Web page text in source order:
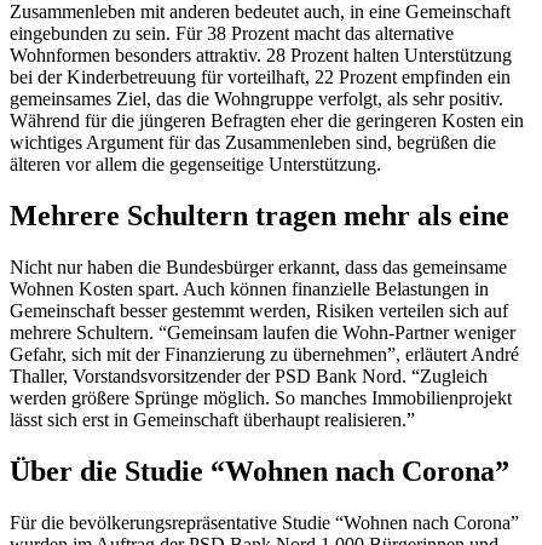
Zusammenleben mit anderen bedeutet auch, in eine Gemeinschaft
eingebunden zu sein. Für 38 Prozent macht das alternative
Wohnformen besonders attraktiv. 28 Prozent halten Unterstützung
bei der Kinderbetreuung für vorteilhaft, 22 Prozent empfinden ein
gemeinsames Ziel, das die Wohngruppe verfolgt, als sehr positiv.
Während für die jüngeren Befragten eher die geringeren Kosten ein
wichtiges Argument für das Zusammenleben sind, begrüßen die
älteren vor allem die gegenseitige Unterstützung.
Mehrere Schultern tragen mehr als eine
Nicht nur haben die Bundesbürger erkannt, dass das gemeinsame
Wohnen Kosten spart. Auch können finanzielle Belastungen in
Gemeinschaft besser gestemmt werden, Risiken verteilen sich auf
mehrere Schultern. “Gemeinsam laufen die Wohn-Partner weniger
Gefahr, sich mit der Finanzierung zu übernehmen”, erläutert André
Thaller, Vorstandsvorsitzender der PSD Bank Nord. “Zugleich
werden größere Sprünge möglich. So manches Immobilienprojekt
lässt sich erst in Gemeinschaft überhaupt realisieren.”
Über die Studie “Wohnen nach Corona”
Für die bevölkerungsrepräsentative Studie “Wohnen nach Corona”